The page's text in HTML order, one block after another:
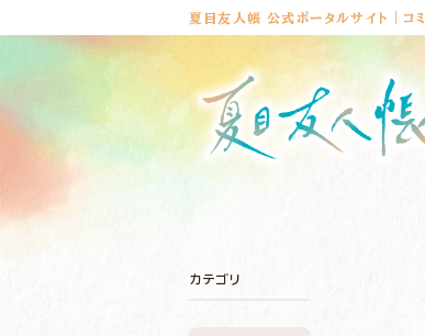
夏目友人帳 公式ポータルサイト｜コミ
カテゴリ